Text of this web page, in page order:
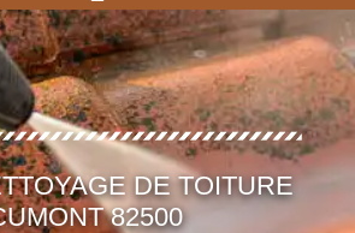
DE TOITURE
82500